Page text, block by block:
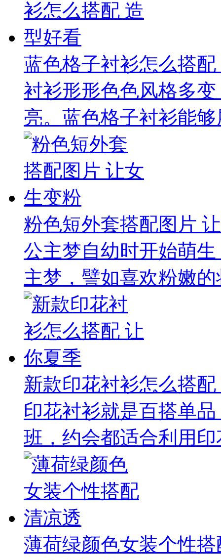
蓝色格子衬衫怎么搭
衬衫形形色色风格多
亮。蓝色格子衬衫能
粉色短外套搭配图片
公主梦自幼时开始萌
主梦，譬如喜欢粉嫩
新款印花衬衫怎么搭
印花衬衫就是百搭单
班，约会都适合利用
薄荷绿颜色女装个性